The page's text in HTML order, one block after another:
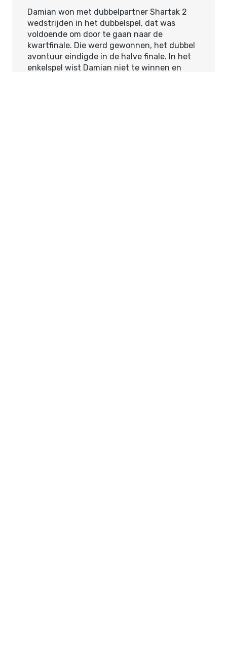
Damian won met dubbelpartner Shartak 2
wedstrijden in het dubbelspel, dat was
voldoende om door te gaan naar de
kwartfinale. Die werd gewonnen, het dubbel
avontuur eindigde in de halve finale. In het
enkelspel wist Damian niet te winnen en